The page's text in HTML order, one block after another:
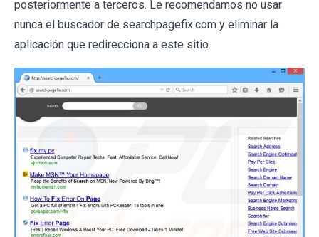
posteriormente a terceros. Le recomendamos no usar
nunca el buscador de searchpagefix.com y eliminar la
aplicación que redirecciona a este sitio.